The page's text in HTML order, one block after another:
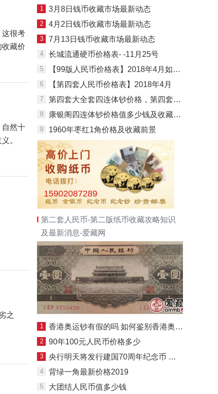
这很考
藏价
自然十
。
之
1 3月8日钱币收藏市场最新动态
2 4月2日钱币收藏市场最新动态
3 7月13日钱币收藏市场最新动态
4 长城流通硬币价格表- -11月25号
5 【99版人民币价格表】2018年4月如下，仅供参考
6 【第四套人民币价格表】2018年4月
7 第四套大全套四连体钞价格，第四套大全套四连体钞价格多少钱？
8 康银阁四连体钞价格值多少钱及收藏优势
9 1960年枣红1角价格及收藏前景
15902087289
第二套人民币-第二版纸币收藏攻略知识
及最新消息-爱藏网
1 香港奥运钞有假的吗 如何鉴别香港奥运钞真假
2 90年100元人民币价格多少
3 央行明天将发行建国70周年纪念币 速看这份预约指南！
4 背绿一角最新价格2019
5 大团结人民币值多少钱